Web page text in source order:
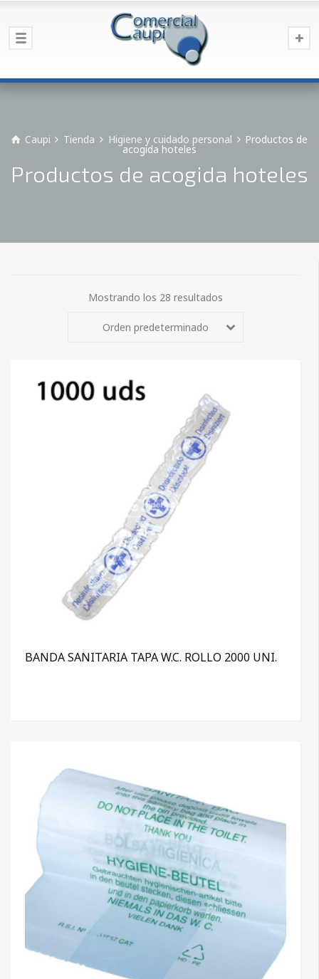
Caupi Tienda Higiene y cuidado personal Productos de
acogida hoteles
Productos de acogida hoteles
Mostrando los 28 resultados
Orden predeterminado
BANDA SANITARIA TAPA W.C. ROLLO 2000 UNI.